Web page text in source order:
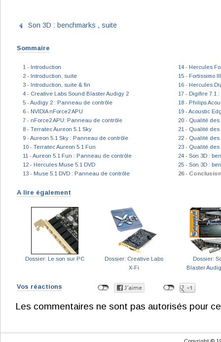
Son 3D : benchmarks , suite
Sommaire
1 - Introduction
2 - Introduction, suite
3 - Introduction, suite & fin
4 - Creative Labs Sound Blaster Audigy 2
5 - Audigy 2 : Panneau de contrôle
6 - NVIDIA nForce2 APU
7 - nForce2 APU: Panneau de contrôle
8 - Terratec Aureon 5.1 Sky
9 - Aureon 5.1 Sky : Panneau de contrôle
10 - Terratec Aureon 5.1 Fun
11 - Aureon 5.1 Fun : Panneau de contrôle
12 - Hercules Muse 5.1 DVD
13 - Muse 5.1 DVD : Panneau de contrôle
14 - Hercules
15 - Fortissimo
16 - Hercules
17 - Digifire 7.1
18 - Philips
19 - Acoustic
20 - Qualité des
21 - Qualité
22 - Qualité
23 - Qualité
24 - Son 3D :
25 - Son 3D :
26 - Conclusion
A lire également
Dossier: Le son sur PC
Dossier: Creative Labs
X-Fi
Dossier:
Blaster
Vos réactions
Les commentaires ne sont pas autorisés pour